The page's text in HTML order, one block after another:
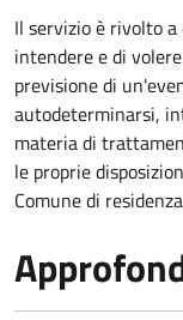
Il servizio è rivolto
intendere e di
previsione di
autodeterminarsi,
materia di
le proprie
Comune di